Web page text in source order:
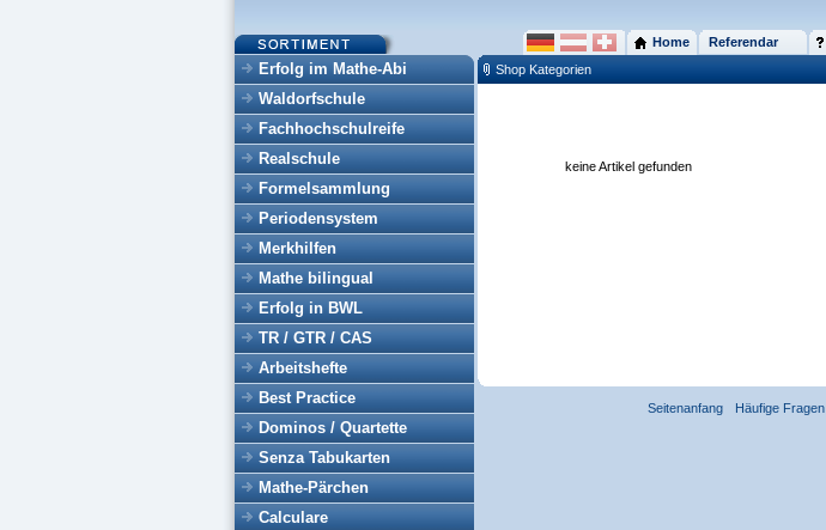
Erfolg im Mathe-Abi
Waldorfschule
Fachhochschulreife
Realschule
Formelsammlung
Periodensystem
Merkhilfen
Mathe bilingual
Erfolg in BWL
TR / GTR / CAS
Arbeitshefte
Best Practice
Dominos / Quartette
Senza Tabukarten
Mathe-Pärchen
Calculare
Home Referendar
Shop Kategorien
keine Artikel gefunden
Seitenanfang Häufige Fragen